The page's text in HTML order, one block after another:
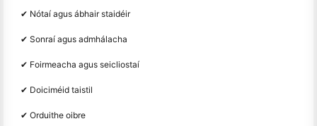
✔ Nótaí agus ábhair staidéir
✔ Sonraí agus admhálacha
✔ Foirmeacha agus seicliostaí
✔ Doiciméid taistil
✔ Orduithe oibre